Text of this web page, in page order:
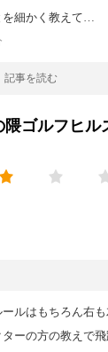
を細かく教えて…
記事を読む
隈ゴルフヒル
ルはもちろん右
ーの方の教えで